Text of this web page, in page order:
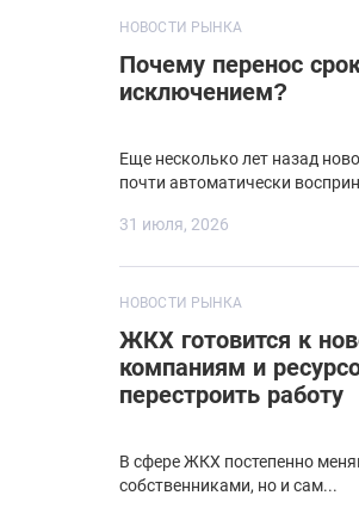
НОВОСТИ РЫНКА
Почему перенос
исключением?
Еще несколько лет назад
почти автоматически
31 июля, 2026
НОВОСТИ РЫНКА
ЖКХ готовится к
компаниям и
перестроить работу
В сфере ЖКХ постепенно
собственниками, но и сам...